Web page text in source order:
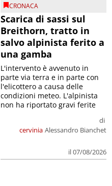
CRONACA
Scarica di sassi sul
Breithorn, tratto in
salvo alpinista ferito a
una gamba
cervinia
di
Alessandro Bianchet
il 07/08/2026
L'intervento è avvenuto in
parte via terra e in parte con
l'elicottero a causa delle
condizioni meteo. L'alpinista
non ha riportato gravi ferite